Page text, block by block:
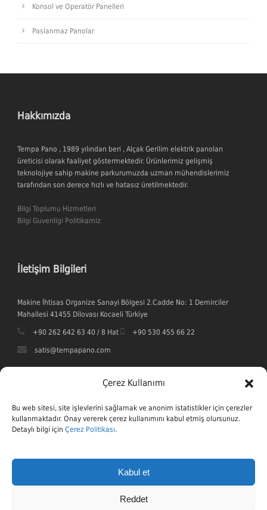
Çerez Kullanımı
Bu web sitesi, site işlevlerini sağlamak ve anonim istatistikler için çerezler
kullanmaktadır. Onay vererek çerez kullanımını kabul etmiş olursunuz.
Detaylı bilgi için Çerez Politikası.
Kabul et
Reddet
Konsol ve Operatör Panelleri
Paslanmaz Panolar
Hakkımızda
Tempa Pano , 1989 yılından beri , Alçak Gerilim elektrik panoları
üreticisi olarak faaliyet göstermektedir. Ürünlerimiz gelişmiş
teknolojiye sahip makine parkurumuzda uzman mühendislerimiz
tarafından son derece hızlı ve hatasız üretilmektedir.
Bilgi Toplumu Hizmetleri
Bilgi Guvenligi Politikamiz
İletişim Bilgileri
Makine İhtisas Organize Sanayi Bölgesi 2.Cadde No: 1 Demirciler
Mahallesi 41455 Dilovası Kocaeli Türkiye
+90 262 642 63 40 / 8 Hat +90 530 455 66 22
satis@tempapano.com